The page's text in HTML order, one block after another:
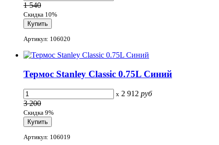
1 540
Скидка 10%
Артикул: 106020
Термос Stanley Classic 0.75L Синий
x 2 912 руб
3 200
Скидка 9%
Артикул: 106019